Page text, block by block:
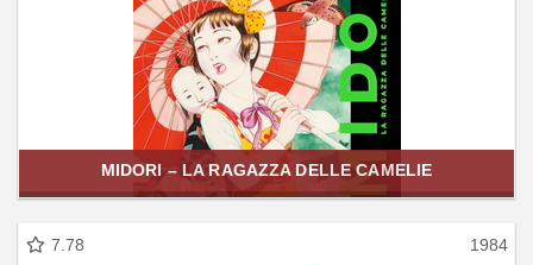
MIDORI – LA RAGAZZA DELLE CAMELIE
7.78 1984